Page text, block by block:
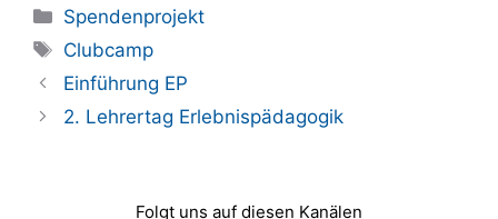
Kategorien
Spendenprojekt
Schlagwörter
Clubcamp
Einführung EP
2. Lehrertag Erlebnispädagogik
Folgt uns auf diesen Kanälen